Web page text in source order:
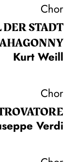
Chor
STADT
Kurt Weill
Chor
Verdi